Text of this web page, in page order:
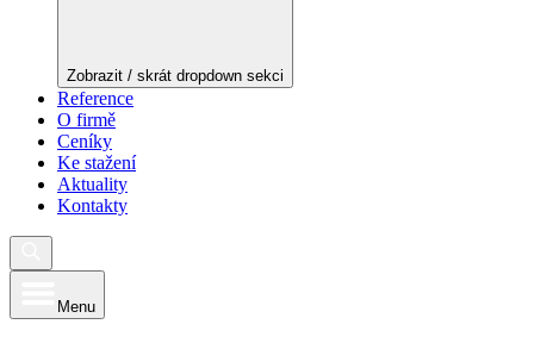
Zobrazit / skrát dropdown sekci
Reference
O firmě
Ceníky
Ke stažení
Aktuality
Kontakty
Menu